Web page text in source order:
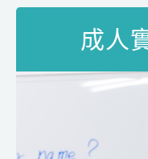
成人